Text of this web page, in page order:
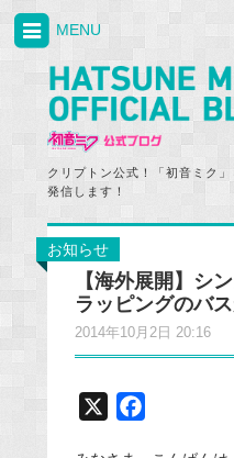
クリプトン公式！「初音ミク
発信します！
MENU
お知らせ
【海外展開】シ
ラッピングのバ
2014年10月2日 20:16